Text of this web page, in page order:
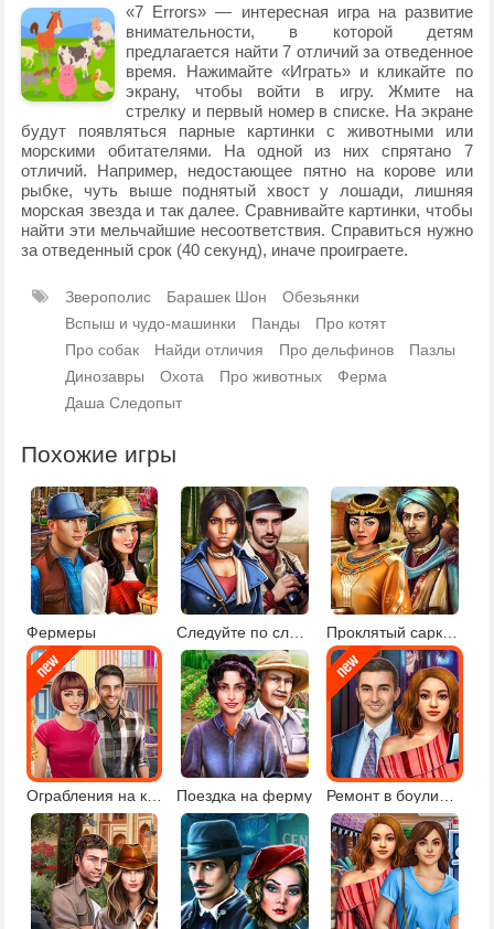
«7 Errors» — интересная игра на развитие
внимательности, в которой детям
предлагается найти 7 отличий за отведенное
время. Нажимайте «Играть» и кликайте по
экрану, чтобы войти в игру. Жмите на
стрелку и первый номер в списке. На экране
будут появляться парные картинки с животными или
морскими обитателями. На одной из них спрятано 7
отличий. Например, недостающее пятно на корове или
рыбке, чуть выше поднятый хвост у лошади, лишняя
морская звезда и так далее. Сравнивайте картинки, чтобы
найти эти мельчайшие несоответствия. Справиться нужно
за отведенный срок (40 секунд), иначе проиграете.
Зверополис Барашек Шон
Обезьянки
Вспыш и чудо-машинки
Панды
Про котят
Про собак
Найди отличия Про дельфинов
Пазлы
Динозавры
Охота Про животных
Ферма
Даша Следопыт
Похожие игры
Фермеры Следуйте по следам Проклятый саркофаг
Ограбления на курорте Поездка на ферму